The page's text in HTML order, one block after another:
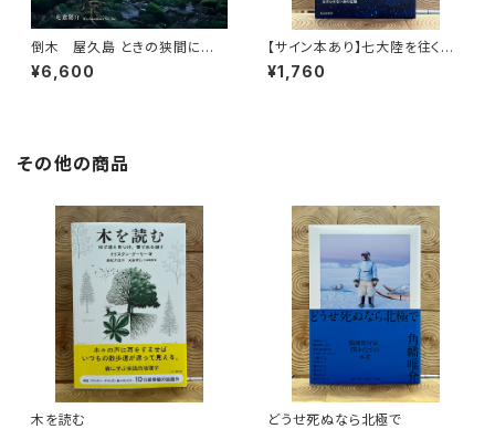
倒木 屋久島 ときの狭間に立
ちて
¥6,600
【サイン本あり】七大陸を往く
心を震わす風景を探して
¥1,760
その他の商品
木を読む どうせ死ぬなら北極で